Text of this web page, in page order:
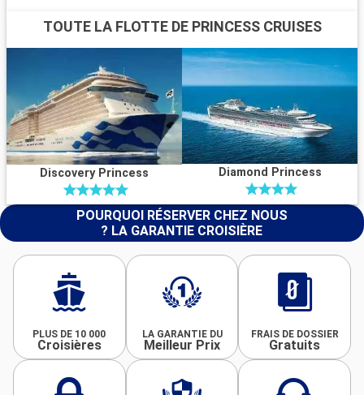
TOUTE LA FLOTTE DE PRINCESS CRUISES
Discovery Princess Diamond Princess
POURQUOI RÉSERVER CHEZ NOUS
? LA GARANTIE CROISIÈRE
PLUS DE 10 000
Croisières
LA GARANTIE DU
Meilleur Prix
FRAIS DE DOSSIER
Gratuits